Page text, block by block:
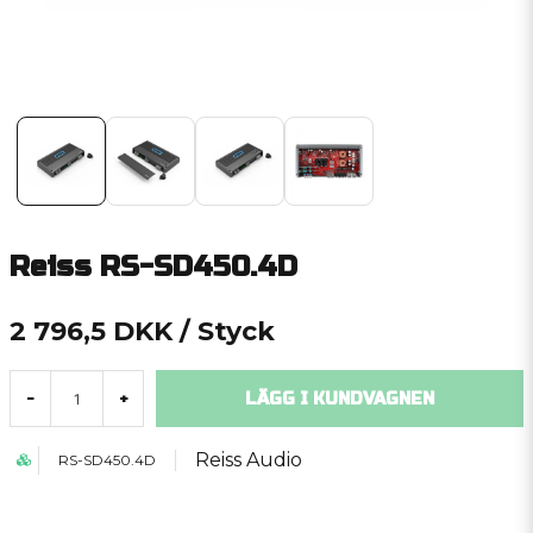
Reiss RS-SD450.4D
2 796,5 DKK / Styck
- + LÄGG I KUNDVAGNEN
RS-SD450.4D Reiss Audio